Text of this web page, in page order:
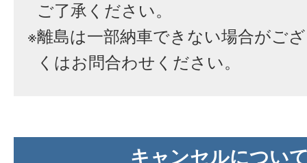
ご了承ください。
※離島は一部納車できない場合がご
くはお問合わせください。
キャンセルについ